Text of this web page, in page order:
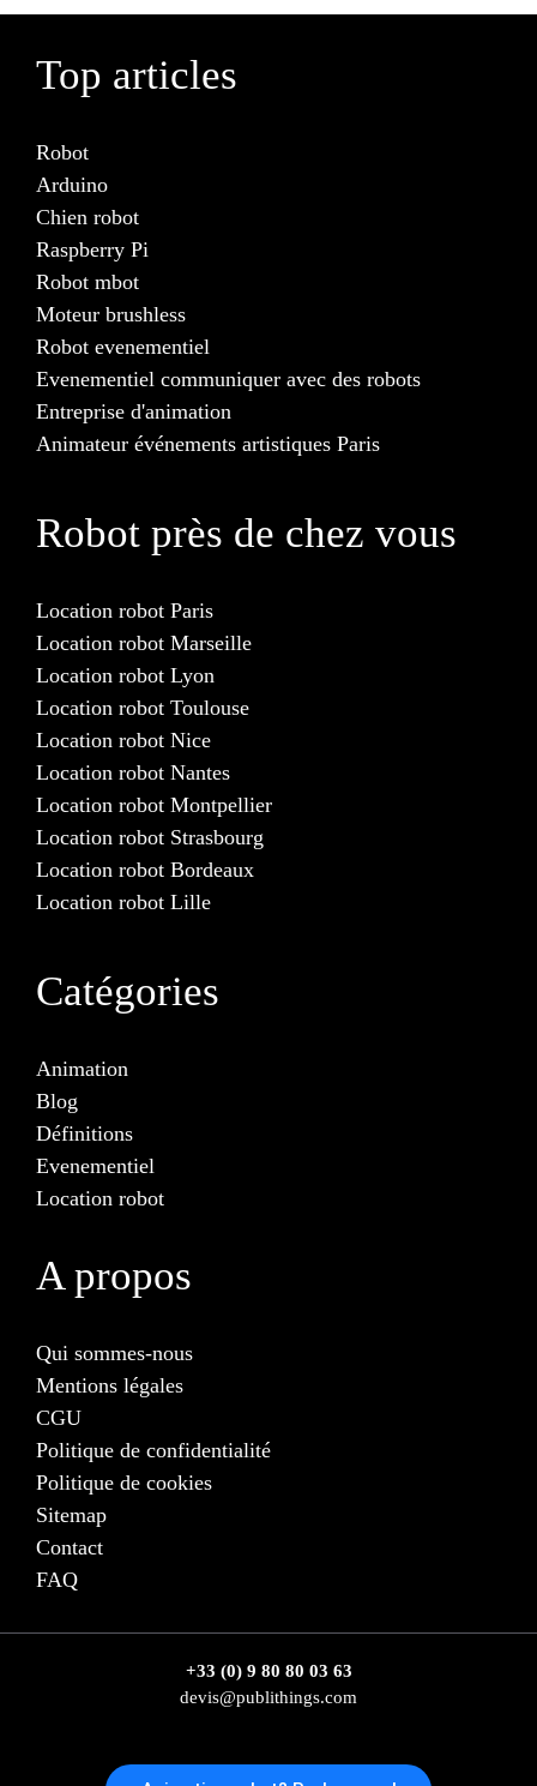
Top articles
Robot
Arduino
Chien robot
Raspberry Pi
Robot mbot
Moteur brushless
Robot evenementiel
Evenementiel communiquer avec des robots
Entreprise d'animation
Animateur événements artistiques Paris
Robot près de chez vous
Location robot Paris
Location robot Marseille
Location robot Lyon
Location robot Toulouse
Location robot Nice
Location robot Nantes
Location robot Montpellier
Location robot Strasbourg
Location robot Bordeaux
Location robot Lille
Catégories
Animation
Blog
Définitions
Evenementiel
Location robot
A propos
Qui sommes-nous
Mentions légales
CGU
Politique de confidentialité
Politique de cookies
Sitemap
Contact
FAQ
+33 (0) 9 80 80 03 63
devis@publithings.com